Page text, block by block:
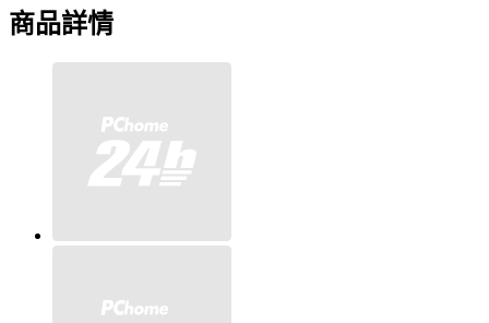
商品詳情